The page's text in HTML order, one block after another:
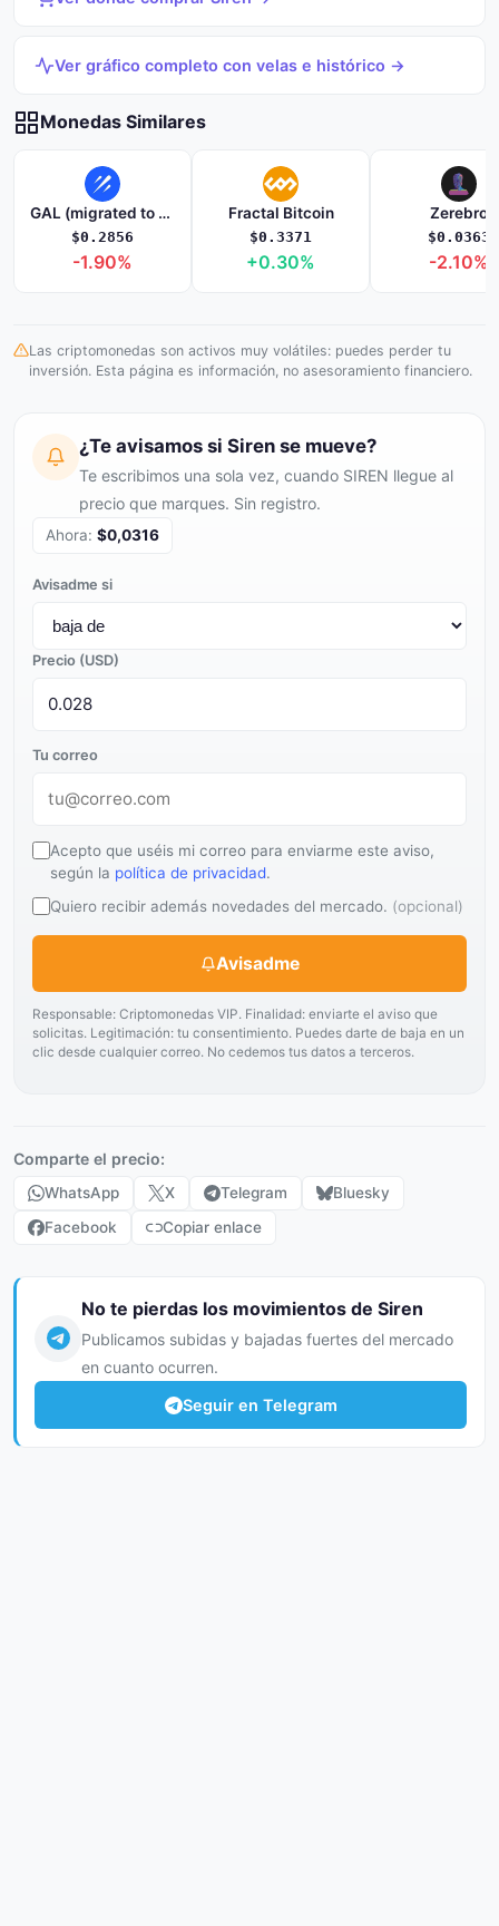
Ver gráfico completo con velas e histórico →
Monedas Similares
GAL (migrated to Gravity - G)
$0.2856
-1.90%
Fractal Bitcoin
$0.3371
+0.30%
Zerebro
$0.0363
-2.10%
Las criptomonedas son activos muy volátiles: puedes perder tu
inversión. Esta página es información, no asesoramiento financiero.
¿Te avisamos si Siren se mueve?
Te escribimos una sola vez, cuando SIREN llegue al
precio que marques. Sin registro.
Ahora: $0,0316
Avisadme si
Precio (USD)
Tu correo
Acepto que uséis mi correo para enviarme este aviso,
según la política de privacidad.
Quiero recibir además novedades del mercado. (opcional)
Avisadme
Responsable: Criptomonedas VIP. Finalidad: enviarte el aviso que
solicitas. Legitimación: tu consentimiento. Puedes darte de baja en un
clic desde cualquier correo. No cedemos tus datos a terceros.
Comparte el precio:
WhatsApp X Telegram
Bluesky
Facebook
Copiar enlace
No te pierdas los movimientos de Siren
Publicamos subidas y bajadas fuertes del mercado
en cuanto ocurren.
Seguir en Telegram